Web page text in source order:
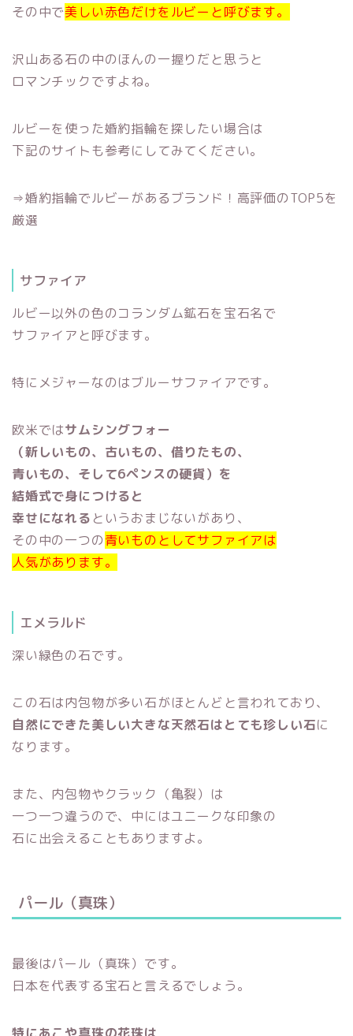
その中で美しい赤色だけをルビーと呼びます。
沢山ある石の中のほんの一握りだと思うと
ロマンチックですよね。
ルビーを使った婚約指輪を探したい場合は
下記のサイトも参考にしてみてください。
⇒婚約指輪でルビーがあるブランド！高評価のTOP5を
厳選
サファイア
ルビー以外の色のコランダム鉱石を宝石名で
サファイアと呼びます。
特にメジャーなのはブルーサファイアです。
欧米ではサムシングフォー
（新しいもの、古いもの、借りたもの、
青いもの、そして6ペンスの硬貨）を
結婚式で身につけると
幸せになれる というおまじないがあり、
その中の一つの青いものとしてサファイアは
人気があります。
エメラルド
深い緑色の石です。
この石は内包物が多い石がほとんどと言われており、
自然にできた美しい大きな天然石はとても珍しい石に
なります。
また、内包物やクラック（亀裂）は
一つ一つ違うので、中にはユニークな印象の
石に出会えることもありますよ。
パール（真珠）
最後はパール（真珠）です。
日本を代表する宝石と言えるでしょう。